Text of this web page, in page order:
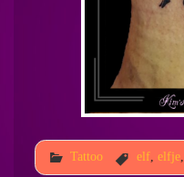
Tattoo elf, elfje,